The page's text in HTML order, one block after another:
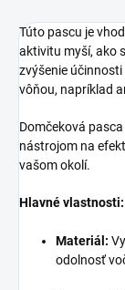
Túto pascu je
aktivitu myší, ako
zvýšenie
vôňou, napríklad
Domčeková
nástrojom na
vašom okolí.
Hlavné vlastnosti:
Materiál:
odolnosť